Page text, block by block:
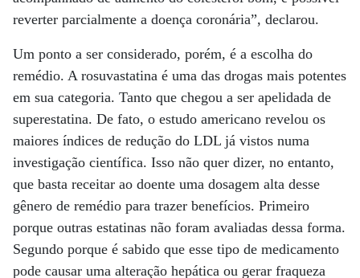
reverter parcialmente a doença coronária”, declarou.
Um ponto a ser considerado, porém, é a escolha do
remédio. A rosuvastatina é uma das drogas mais potentes
em sua categoria. Tanto que chegou a ser apelidada de
superestatina. De fato, o estudo americano revelou os
maiores índices de redução do LDL já vistos numa
investigação científica. Isso não quer dizer, no entanto,
que basta receitar ao doente uma dosagem alta desse
gênero de remédio para trazer benefícios. Primeiro
porque outras estatinas não foram avaliadas dessa forma.
Segundo porque é sabido que esse tipo de medicamento
pode causar uma alteração hepática ou gerar fraqueza